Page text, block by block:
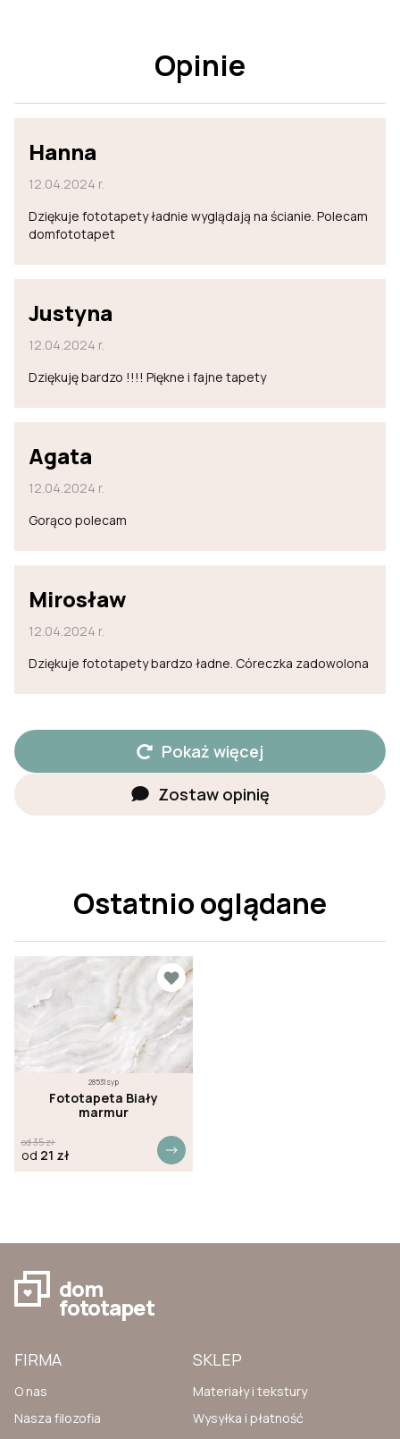
Opinie
Hanna
12.04.2024 r.
Dziękuje fototapety ładnie wyglądają na ścianie. Polecam
domfototapet
Justyna
12.04.2024 r.
Dziękuję bardzo !!!! Piękne i fajne tapety
Agata
12.04.2024 r.
Gorąco polecam
Mirosław
12.04.2024 r.
Dziękuje fototapety bardzo ładne. Córeczka zadowolona
Pokaż więcej
Zostaw opinię
Ostatnio oglądane
28531syp
Fototapeta Biały
marmur
od35zł
od 21 zł
dom
fototapet
FIRMA
O nas
Nasza filozofia
SKLEP
Materiały i tekstury
Wysyłka i płatność